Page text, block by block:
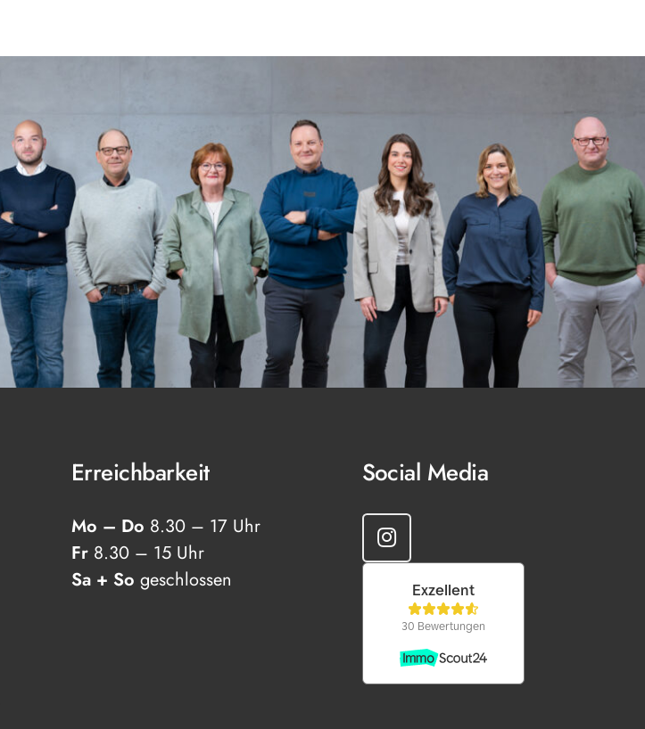
Erreichbarkeit
Mo – Do 8.30 – 17 Uhr
Fr 8.30 – 15 Uhr
Sa + So geschlossen
Social Media